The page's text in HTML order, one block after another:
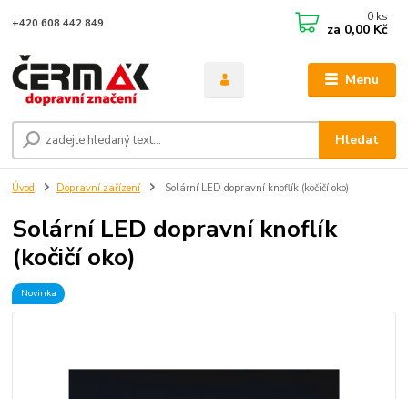
Menu
Hledat
+420 608 442 849 0 ks
za 0,00 Kč
Úvod Dopravní zařízení Solární LED dopravní knoflík (kočičí oko)
Solární LED dopravní knoflík
(kočičí oko)
Novinka